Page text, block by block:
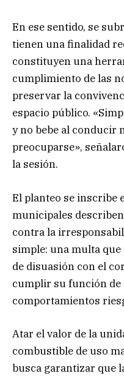
En ese sentido, se
tienen una finalidad
constituyen una
cumplimiento de las
preservar la
espacio público.
y no bebe al conducir
preocuparse»,
la sesión.
El planteo se inscribe
municipales
contra la
simple: una multa
de disuasión con el
cumplir su función de
comportamientos
Atar el valor de la
combustible de uso
busca garantizar que